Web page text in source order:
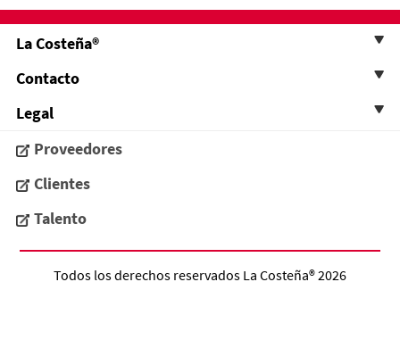
La Costeña®
Contacto
Legal
Proveedores
Clientes
Talento
Todos los derechos reservados La Costeña®2026